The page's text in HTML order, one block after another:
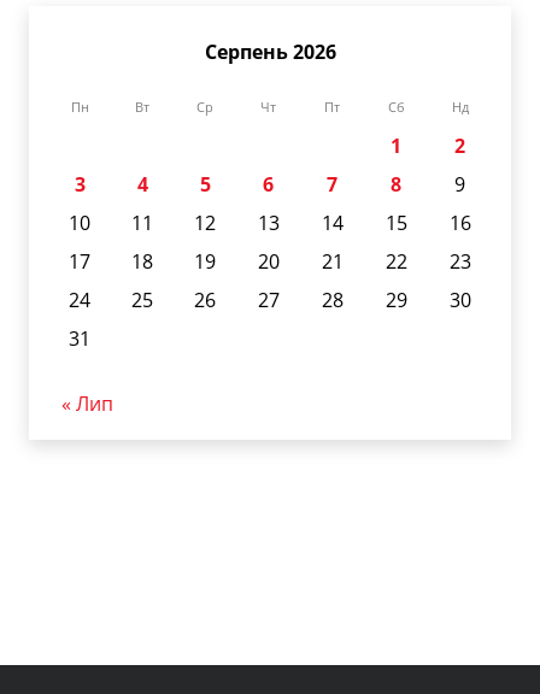
Серпень 2026
Пн Вт Ср Чт Пт Сб Нд
1
2
3
4 5 6 7 8
9
10
11 12 13 14 15
16
17
18 19 20 21 22
23
24
25 26 27 28 29
30
31
« Лип